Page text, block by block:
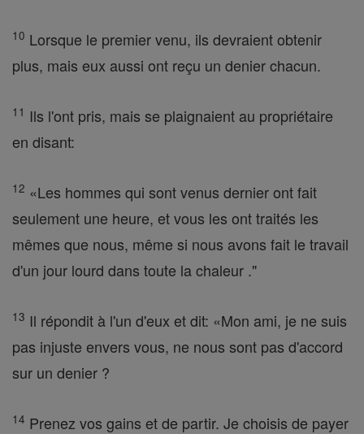
10 Lorsque le premier venu, ils devraient obtenir
plus, mais eux aussi ont reçu un denier chacun.
11 Ils l'ont pris, mais se plaignaient au propriétaire
en disant:
12 «Les hommes qui sont venus dernier ont fait
seulement une heure, et vous les ont traités les
mêmes que nous, même si nous avons fait le travail
d'un jour lourd dans toute la chaleur ."
13 Il répondit à l'un d'eux et dit: «Mon ami, je ne suis
pas injuste envers vous, ne nous sont pas d'accord
sur un denier ?
14 Prenez vos gains et de partir. Je choisis de payer